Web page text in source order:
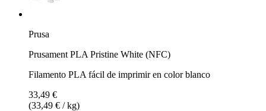
Prusa
Prusament PLA Pristine White (NFC)
Filamento PLA fácil de imprimir en color blanco
33,49 €
(33,49 € / kg)